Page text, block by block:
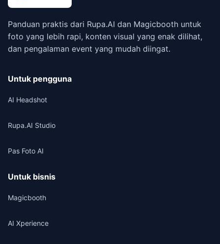
Panduan praktis dari Rupa.AI dan Magicbooth untuk
foto yang lebih rapi, konten visual yang enak dilihat,
dan pengalaman event yang mudah diingat.
Untuk pengguna
AI Headshot
Rupa.AI Studio
Pas Foto AI
Untuk bisnis
Magicbooth
AI Xperience